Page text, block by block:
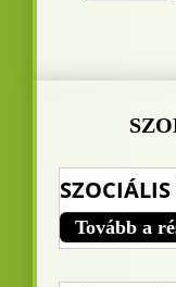
SZOCIÁLIS
Image Link
Tovább a